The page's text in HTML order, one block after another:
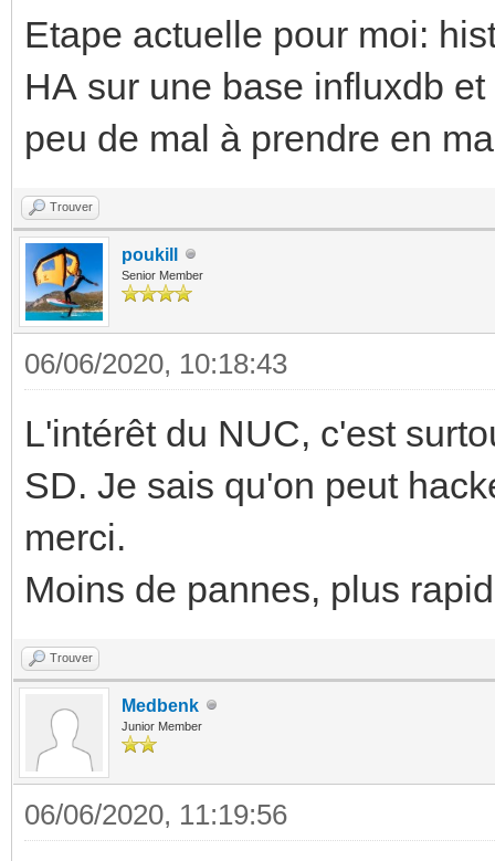
Etape actuelle pour moi:
HA sur une base influxdb
peu de mal à prendre en
Trouver
poukill
Senior Member
06/06/2020, 10:18:43
L'intérêt du NUC, c'est
SD. Je sais qu'on peut
merci.
Moins de pannes, plus
Trouver
Medbenk
Junior Member
06/06/2020, 11:19:56